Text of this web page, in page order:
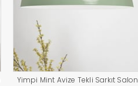
Yimpi Mint Avize Tekli Sarkıt Salon